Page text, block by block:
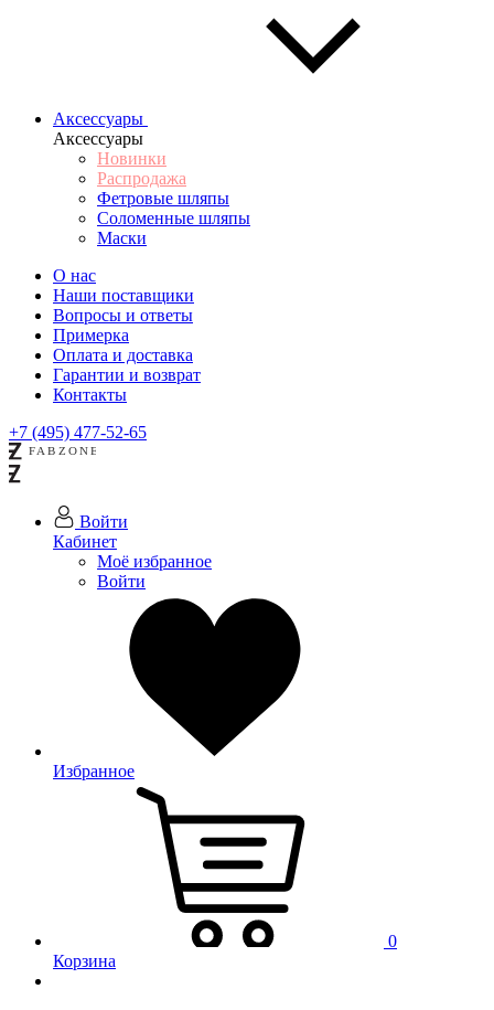
Аксессуары
Аксессуары
Новинки
Распродажа
Фетровые шляпы
Соломенные шляпы
Маски
О нас
Наши поставщики
Вопросы и ответы
Примерка
Оплата и доставка
Гарантии и возврат
Контакты
+7 (495) 477-52-65
Войти
Кабинет
Моё избранное
Войти
Избранное
0
Корзина